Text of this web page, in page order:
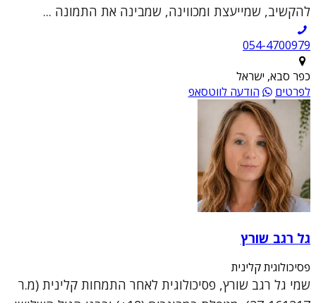
להקשיב, שמייעצת ומכווינה, שמבינה את התמונה ...
054-4700979
כפר סבא, ישראל
לפרטים
הודעה לווטסאפ
גל רגב שורץ
פסיכולוגית קלינית
שמי גל רגב שורץ, פסיכולוגית לאחר התמחות קלינית (מ.ר